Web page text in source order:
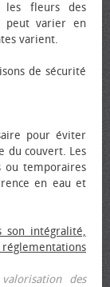
les fleurs des
peut varier en
varient.
de sécurité
pour éviter
du couvert. Les
ou temporaires
en eau et
intégralité,
des